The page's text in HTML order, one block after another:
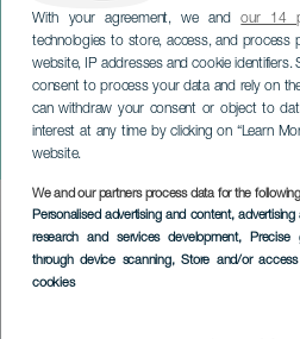
With your agreement, we andour 14
technologies to store, access, and process
website, IP addresses and cookie
consent to process your data and rely on
can withdraw your consent or object to
interest at any time by clicking on “Learn
website.
We and our partners process data for the
Personalised advertising and content,
research and services development, Precise
through device scanning, Store and/or
cookies
Arco koncerten
GRAN CANARIA
Imagen
Listado